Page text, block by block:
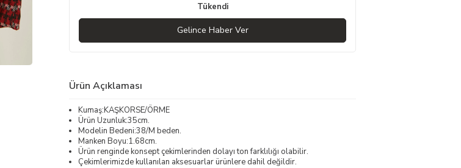
Tükendi
Gelince Haber Ver
Ürün Açıklaması
Kumaş:KAŞKORSE/ÖRME
Ürün Uzunluk:35cm.
Modelin Bedeni:38/M beden.
Manken Boyu:1.68cm.
Ürün renginde konsept çekimlerinden dolayı ton farklılığı olabilir.
Çekimlerimizde kullanılan aksesuarlar ürünlere dahil değildir.